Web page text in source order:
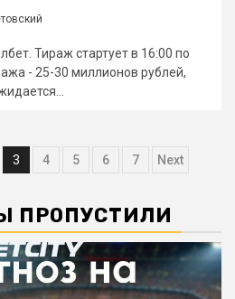
Тираж стартует в 16:00 по
- 25-30 миллионов рублей,
3 4 5 6 7 Next
ПРОПУСТИЛИ